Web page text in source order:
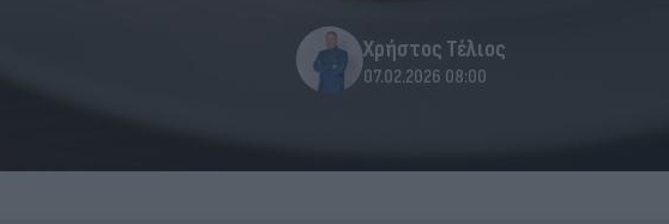
Χρήστος Τέλιος
07.02.2026 08:00